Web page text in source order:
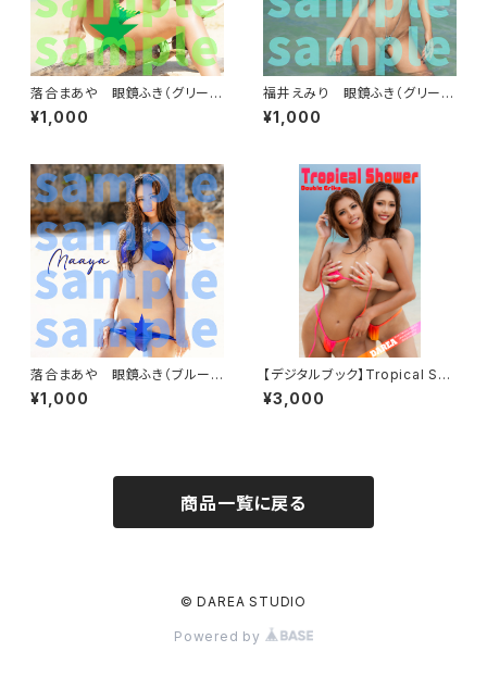
落合まあや 眼鏡ふき（グリーン
ビキニ）
¥1,000
福井えみり 眼鏡ふき（グリーン
スター）
¥1,000
落合まあや 眼鏡ふき（ブルービ
キニ）
¥1,000
【デジタルブック】Tropical Sho
wer DAREA Dream Factory
Magazine
¥3,000
商品一覧に戻る
© DAREA STUDIO
Powered by